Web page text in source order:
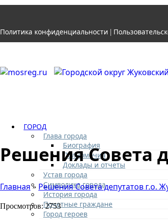
Политика конфиденциальности |
ГОРОД
Глава города
Биография
Полномочия
Доклады и отчеты
Устав города
Символика города
История города
Почетные граждане
Город героев
Решения Совета
Главная» Решения Совета депутатов г.о.
Просмотров: 2753